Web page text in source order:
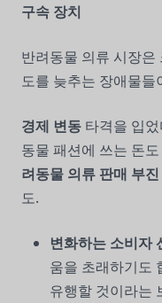
구속 장치
반려동물 의류 시장은
도를 늦추는 장애물들
경제 변동 타격을 입
동물 패션에 쓰는 돈
려동물 의류 판매 부진
도.
변화하는 소비자
움을 초래하기도
유행할 것이라는